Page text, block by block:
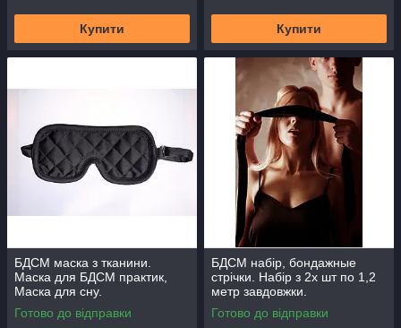
Купити Купити
БДСМ маска з тканини.
Маска для БДСМ практик,
Маска для сну.
Готово до відправки
БДСМ набір, бондажные
стрічки. Набір з 2х шт по 1,2
метр завдовжки.
Готово до відправки